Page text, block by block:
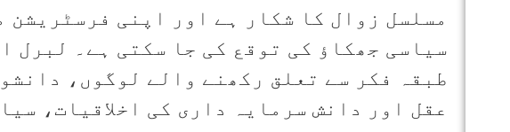
مسلسل زوال کا شکار ہے اور اپنی فرسٹریشن
سیاسی جھکاؤ کی توقع کی جا سکتی ہے۔ لبرل
طبقہ فکر سے تعلق رکھنے والے لوگوں،
عقل اور دانش سرمایہ داری کی اخلاقیات،